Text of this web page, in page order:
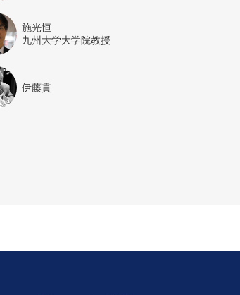
施光恒
九州大学大学院教授
伊藤貫